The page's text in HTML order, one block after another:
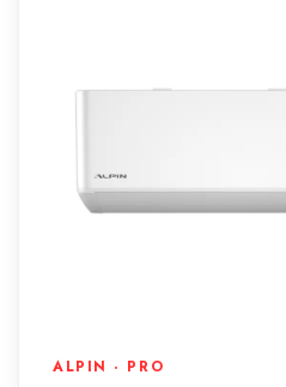
ALPIN · PRO